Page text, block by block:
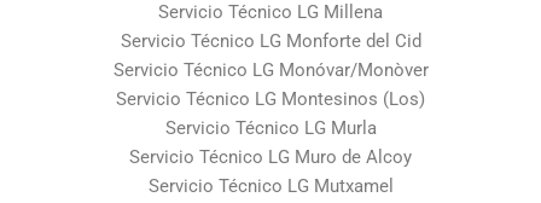
Servicio Técnico LG Millena
Servicio Técnico LG Monforte del Cid
Servicio Técnico LG Monóvar/Monòver
Servicio Técnico LG Montesinos (Los)
Servicio Técnico LG Murla
Servicio Técnico LG Muro de Alcoy
Servicio Técnico LG Mutxamel